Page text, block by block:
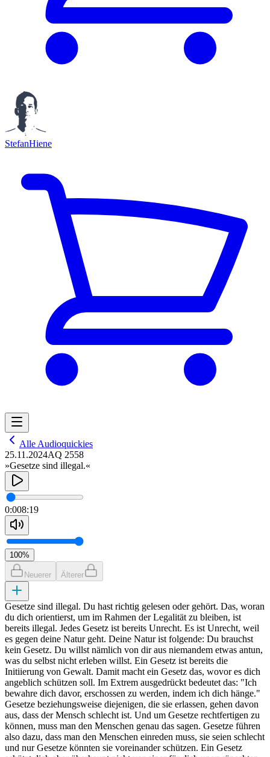
StefanHiene
Alle Audioquickies
25.11.2024AQ 2558
»Gesetze sind illegal.«
0:008:19
100%
Neuerer Älterer
Gesetze sind illegal. Du hast richtig gelesen oder gehört. Das, woran
du dich orientierst, um im Rahmen der Legalität zu bleiben, ist
bereits illegal. Jedes Gesetz ist bereits Unrecht. Es ist Unrecht, weil
es gegen deine Natur geht. Deine Natur ist folgende: Du brauchst
kein Gesetz. Du willst nämlich von dir aus niemandem etwas antun,
was du selbst nicht erleben willst. Ein Gesetz ist bereits die
Initiierung von Gewalt. Damit macht ein Gesetz das, wovor es dich
angeblich schützen soll. Im Extrem ausgedrückt bedeutet das: "Ich
bewahre dich davor, erschossen zu werden, indem ich dich hänge."
Gesetze beziehungsweise diejenigen, die sie erlassen, gehen davon
aus, dass der Mensch schlecht ist. Und um Gesetze rechtfertigen zu
können, muss man den Menschen genau das sagen. Gesetze führen
also dazu, dass man den Menschen einreden muss, sie seien schlecht
und nur Gesetze könnten sie voreinander schützen. Ein Gesetz